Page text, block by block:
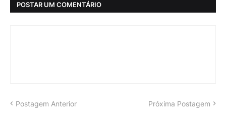
POSTAR UM COMENTÁRIO
Postagem Anterior Próxima Postagem